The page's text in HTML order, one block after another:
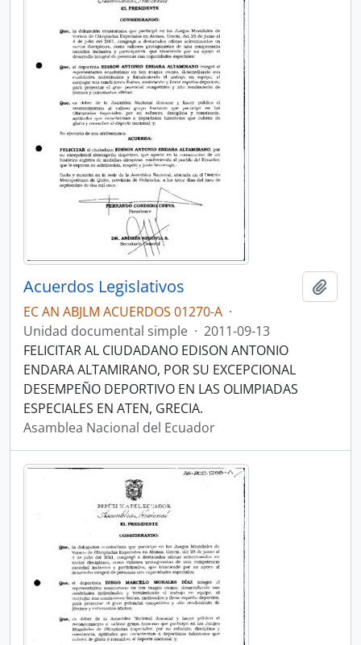
Acuerdos Legislativos
EC AN ABJLM ACUERDOS 01270-A ·
Unidad documental simple · 2011-09-13
FELICITAR AL CIUDADANO EDISON ANTONIO
ENDARA ALTAMIRANO, POR SU EXCEPCIONAL
DESEMPEÑO DEPORTIVO EN LAS OLIMPIADAS
ESPECIALES EN ATEN, GRECIA.
Asamblea Nacional del Ecuador